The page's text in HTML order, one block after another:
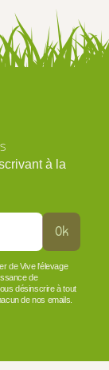
à la
Ok
de Vive l'élevage
de
désinscrire à tout
de nos emails.